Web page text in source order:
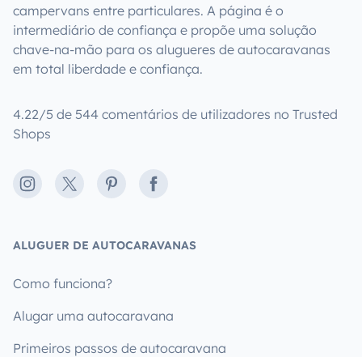
campervans entre particulares. A página é o
intermediário de confiança e propõe uma solução
chave-na-mão para os alugueres de autocaravanas
em total liberdade e confiança.
4.22/5 de 544 comentários de utilizadores no Trusted
Shops
Instagram
X PinterestFacebook
ALUGUER DE AUTOCARAVANAS
Como funciona?
Alugar uma autocaravana
Primeiros passos de autocaravana